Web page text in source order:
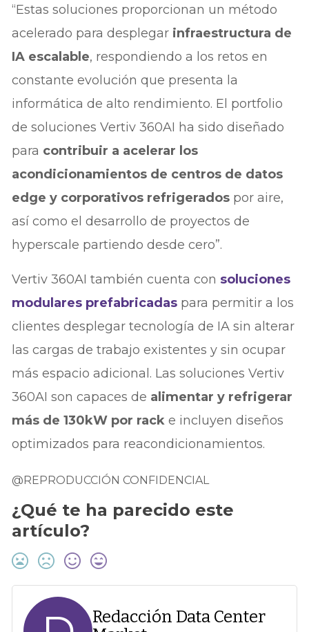
“Estas soluciones proporcionan un método
acelerado para desplegar infraestructura de
IA escalable, respondiendo a los retos en
constante evolución que presenta la
informática de alto rendimiento. El portfolio
de soluciones Vertiv 360AI ha sido diseñado
para contribuir a acelerar los
acondicionamientos de centros de datos
edge y corporativos refrigerados por aire,
así como el desarrollo de proyectos de
hyperscale partiendo desde cero”.
Vertiv 360AI también cuenta con soluciones
modulares prefabricadas para permitir a los
clientes desplegar tecnología de IA sin alterar
las cargas de trabajo existentes y sin ocupar
más espacio adicional. Las soluciones Vertiv
360AI son capaces de alimentar y refrigerar
más de 130kW por rack e incluyen diseños
optimizados para reacondicionamientos.
@REPRODUCCIÓN CONFIDENCIAL
¿Qué te ha parecido este
artículo?
Redacción Data Center